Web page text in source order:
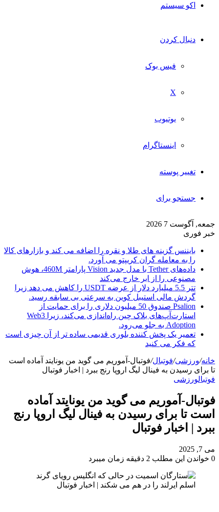
اکو سیستم
دنبال کردن
فیس بوک
X
یوتیوب
اینستاگرام
تغییر پوسته
جستجو برای
جمعه, آگوست 7 2026
خبر فوری
بایننس گزینه های طلا و نقره را اضافه می کند و بازارهای کالا
را به معامله گران کریپتو می آورد.
داده‌های Tether با مدل جدید Vision پارامتر 460M، هوش
مصنوعی را از ابر خارج می‌کند
تتر 5.5 میلیارد دلار از عرضه USDT را کاهش می دهد زیرا
گردش مالی استیبل کوین به سرعتی بی سابقه رسید.
Psalion صندوق 50 میلیون دلاری را برای حمایت از
استارت‌آپ‌های بلاک چین راه‌اندازی می‌کند، زیرا Web3
Adoption به جلو می‌رود.
تعمیر یک پخش کننده بلوری قدیمی ساده تر از آن چیزی است
که فکر می کنید
خانه/ورزشی/فوتبال/فوتبال-آموریم می گوید من یونایتد آماده است
تا برای رسیدن به فینال لیگ اروپا رنج ببرد | اخبار فوتبال
فوتبالورزشی
فوتبال-آموریم می گوید من یونایتد آماده
است تا برای رسیدن به فینال لیگ اروپا رنج
ببرد | اخبار فوتبال
می 7, 2025
0 خواندن این مطلب 2 دقیقه زمان میبرد